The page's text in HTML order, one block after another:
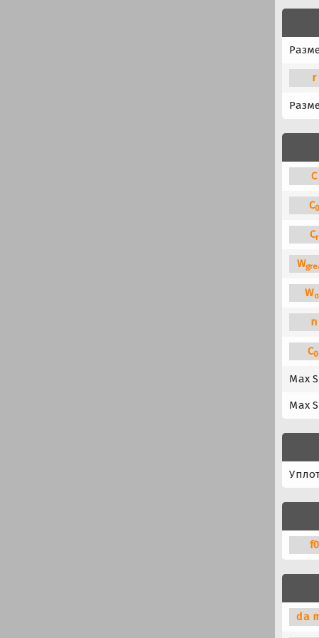
r
C
C0
Cr
W
W
n
C
Max
Max
f0
da